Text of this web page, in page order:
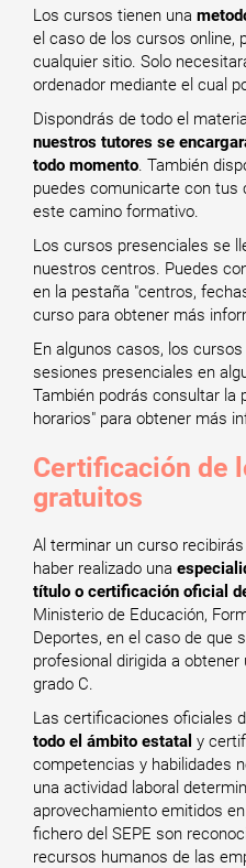
Los cursos tienen una
el caso de los cursos online,
cualquier sitio. Solo
ordenador mediante el cual
Dispondrás de todo el
nuestros tutores se
todo momento. También
puedes comunicarte con tus
este camino formativo.
Los cursos presenciales se
nuestros centros. Puedes
en la pestaña "centros,
curso para obtener más
En algunos casos, los
sesiones presenciales en
También podrás consultar la
horarios" para obtener más
Certificación de
gratuitos
Al terminar un curso
haber realizado una
título o certificación oficial
Ministerio de Educación,
Deportes, en el caso de que
profesional dirigida a
grado C.
Las certificaciones oficiales
todo el ámbito estatal y
competencias y habilidades
una actividad laboral
aprovechamiento emitidos
fichero del SEPE son
recursos humanos de las